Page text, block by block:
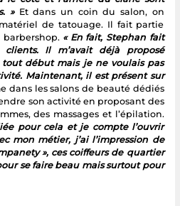
»Et dans un coin du salon, on
de tatouage. Il fait partie
barbershop. « En fait, Stephan fait
Il m’avait déjà proposé
début mais je ne voulais pas
Maintenant, il est présent sur
dans les salons de beauté dédiés
son activité en proposant des
des massages et l’épilation.
pour cela et je compte l’ouvrir
mon métier, j’ai l’impression de
», ces coiffeurs de quartier
se faire beau mais surtout pour